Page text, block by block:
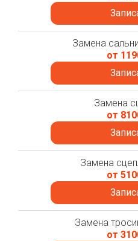
Замена
от
Замена
от
Замена
от
Замена
от